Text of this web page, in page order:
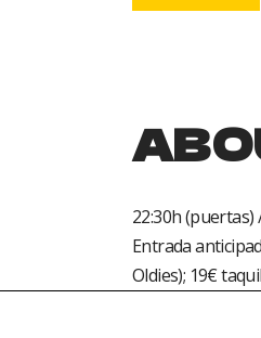
22:30h (puertas)
Entrada
Oldies); 19€